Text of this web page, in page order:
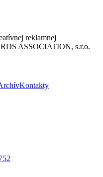
reklamnej
ASSOCIATION, s.r.o.
Kontakty